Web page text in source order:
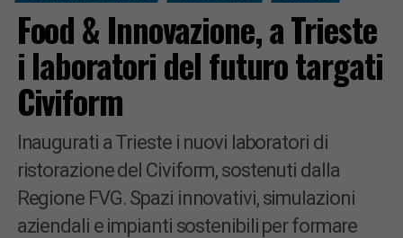
Food & Innovazione, a Trieste
i laboratori del futuro targati
Civiform
Inaugurati a Trieste i nuovi laboratori di
ristorazione del Civiform, sostenuti dalla
Regione FVG. Spazi innovativi, simulazioni
aziendali e impianti sostenibili per formare